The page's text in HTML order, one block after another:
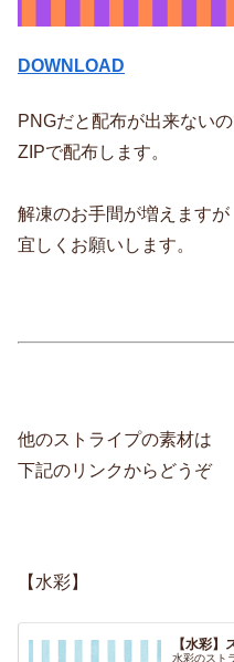
DOWNLOAD
PNGだと配布が出来ない
ZIPで配布します。
解凍のお手間が増えますが
宜しくお願いします。
他のストライプの素材は
下記のリンクからどうぞ
【水彩】
【水彩
水彩のスト